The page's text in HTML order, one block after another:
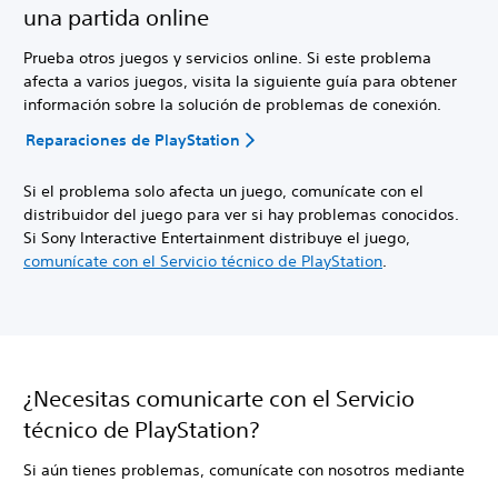
una partida online
Prueba otros juegos y servicios online. Si este problema
afecta a varios juegos, visita la siguiente guía para obtener
información sobre la solución de problemas de conexión.
Reparaciones de PlayStation
Si el problema solo afecta un juego, comunícate con el
distribuidor del juego para ver si hay problemas conocidos.
Si Sony Interactive Entertainment distribuye el juego,
comunícate con el Servicio técnico de PlayStation.
¿Necesitas comunicarte con el Servicio
técnico de PlayStation?
Si aún tienes problemas, comunícate con nosotros mediante